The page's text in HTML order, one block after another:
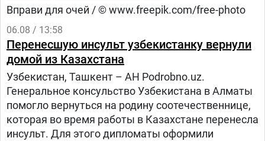
Вправи для очей / © www.freepik.com/free-photo
06.08 / 13:58
Перенесшую инсульт узбекистанку вернули
домой из Казахстана
Узбекистан, Ташкент – АН Podrobno.uz.
Генеральное консульство Узбекистана в Алматы
помогло вернуться на родину соотечественнице,
которая во время работы в Казахстане перенесла
инсульт. Для этого дипломаты оформили